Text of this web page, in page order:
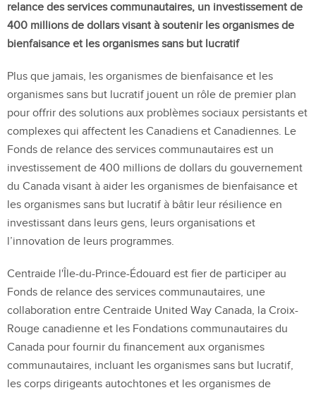
relance des services communautaires, un investissement de
400 millions de dollars visant à soutenir les organismes de
bienfaisance et les organismes sans but lucratif
Plus que jamais, les organismes de bienfaisance et les
organismes sans but lucratif jouent un rôle de premier plan
pour offrir des solutions aux problèmes sociaux persistants et
complexes qui affectent les Canadiens et Canadiennes. Le
Fonds de relance des services communautaires est un
investissement de 400 millions de dollars du gouvernement
du Canada visant à aider les organismes de bienfaisance et
les organismes sans but lucratif à bâtir leur résilience en
investissant dans leurs gens, leurs organisations et
l’innovation de leurs programmes.
Centraide l'Île-du-Prince-Édouard est fier de participer au
Fonds de relance des services communautaires, une
collaboration entre Centraide United Way Canada, la Croix-
Rouge canadienne et les Fondations communautaires du
Canada pour fournir du financement aux organismes
communautaires, incluant les organismes sans but lucratif,
les corps dirigeants autochtones et les organismes de